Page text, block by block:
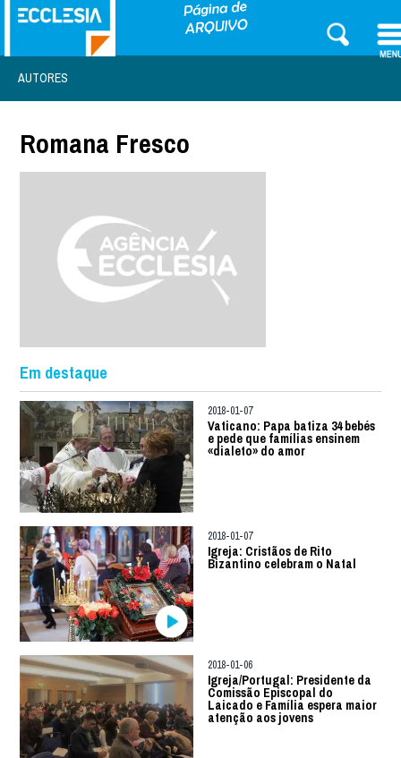
AUTORES
Romana Fresco
Em destaque
2018-01-07
Vaticano: Papa batiza 34 bebés
e pede que famílias ensinem
«dialeto» do amor
2018-01-07
Igreja: Cristãos de Rito
Bizantino celebram o Natal
2018-01-06
Igreja/Portugal: Presidente da
Comissão Episcopal do
Laicado e Família espera maior
atenção aos jovens